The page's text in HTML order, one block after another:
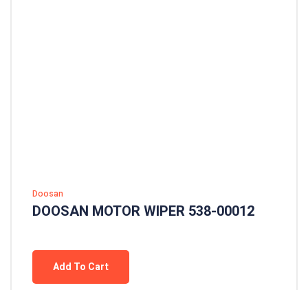
Doosan
DOOSAN MOTOR WIPER 538-00012
Add To Cart